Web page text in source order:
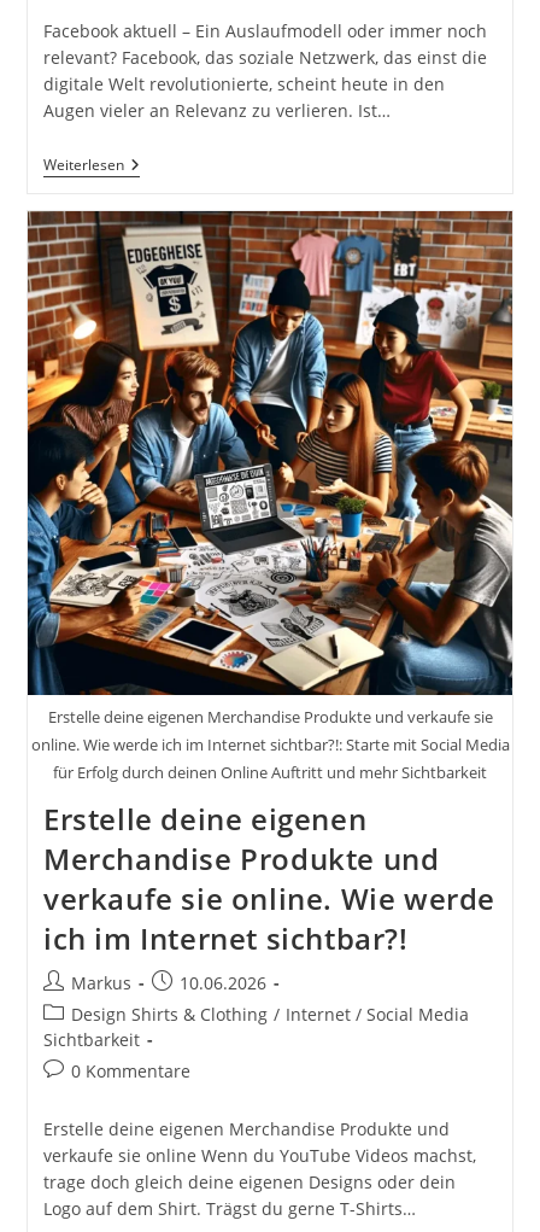
Facebook aktuell – Ein Auslaufmodell oder immer noch
relevant? Facebook, das soziale Netzwerk, das einst die
digitale Welt revolutionierte, scheint heute in den
Augen vieler an Relevanz zu verlieren. Ist…
WeiterlesenDein
Facebook
Ist
Facebook
Tod?
Wie
Kann
Ich
Facebook
Für
Meine
Tätigkeit,
Mein
Hobby
Oder
Meine
Firma
Nutzen?
Erstelle deine eigenen Merchandise Produkte und verkaufe sie
online. Wie werde ich im Internet sichtbar?!: Starte mit Social Media
für Erfolg durch deinen Online Auftritt und mehr Sichtbarkeit
Erstelle deine eigenen
Merchandise Produkte und
verkaufe sie online. Wie werde
ich im Internet sichtbar?!
Beitrags-
Autor:
Markus
Beitrag
veröffentlicht:
10.06.2026
Beitrags-
Kategorie:
Design Shirts & Clothing / Internet / Social Media
Sichtbarkeit
Beitrags-
0 Kommentare
Erstelle deine eigenen Merchandise Produkte und
verkaufe sie online Wenn du YouTube Videos machst,
trage doch gleich deine eigenen Designs oder dein
Logo auf dem Shirt. Trägst du gerne T-Shirts…